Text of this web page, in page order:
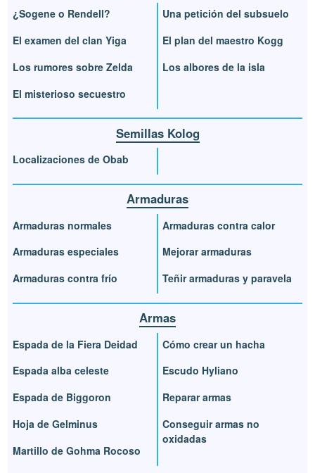
¿Sogene o Rendell?
El examen del clan Yiga
Los rumores sobre Zelda
El misterioso secuestro
Una petición del subsuelo
El plan del maestro Kogg
Los albores de la isla
Semillas Kolog
Localizaciones de Obab
Armaduras
Armaduras normales
Armaduras especiales
Armaduras contra frío
Armaduras contra calor
Mejorar armaduras
Teñir armaduras y paravela
Armas
Espada de la Fiera Deidad
Espada alba celeste
Espada de Biggoron
Hoja de Gelminus
Martillo de Gohma Rocoso
Cómo crear un hacha
Escudo Hyliano
Reparar armas
Conseguir armas no
oxidadas